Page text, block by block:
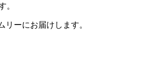
。
ーにお届けします。